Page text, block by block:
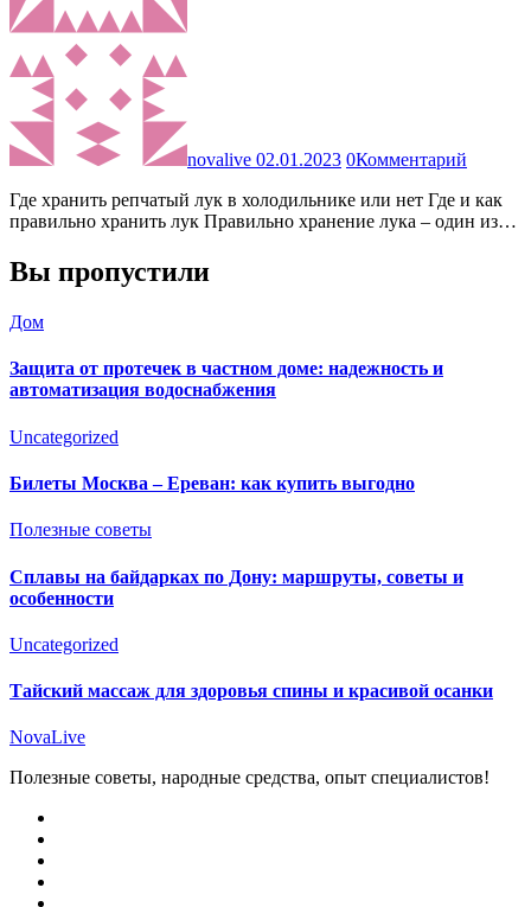
novalive 02.01.2023 0Комментарий
Где хранить репчатый лук в холодильнике или нет Где и как
правильно хранить лук Правильно хранение лука – один из…
Вы пропустили
Дом
Защита от протечек в частном доме: надежность и
автоматизация водоснабжения
Uncategorized
Билеты Москва – Ереван: как купить выгодно
Полезные советы
Сплавы на байдарках по Дону: маршруты, советы и
особенности
Uncategorized
Тайский массаж для здоровья спины и красивой осанки
NovaLive
Полезные советы, народные средства, опыт специалистов!